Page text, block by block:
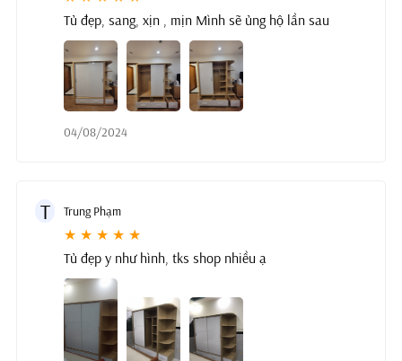
Tủ đẹp, sang, xịn , mịn Mình sẽ ủng hộ lần sau
04/08/2024
T Trung Phạm
★ ★ ★ ★ ★
Tủ đẹp y như hình, tks shop nhiều ạ